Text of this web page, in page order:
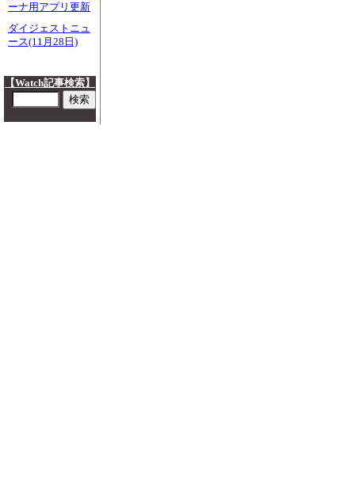
ーナ用アプリ更新
ダイジェストニュ
ース(11月28日)
【Watch記事検索】